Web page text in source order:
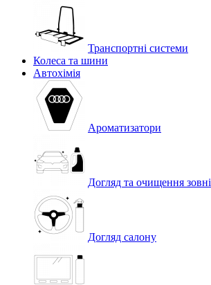
Транспортні системи
Колеса та шини
Автохімія
Ароматизатори
Догляд та очищення зовні
Догляд салону